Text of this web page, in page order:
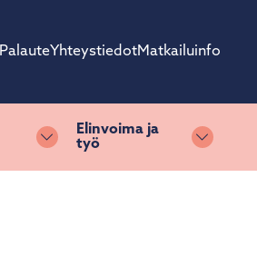
PalauteYhteystiedotMatkailuinfo
Vaihda alasvetovalikkoa
Elinvoima ja
työ
Vaihda